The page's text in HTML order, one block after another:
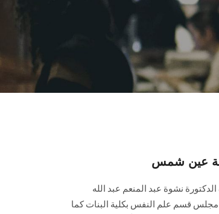
عين شمس
نشوة عبد المنعم عبد الله
قسم علم النفس بكلية البنات كما